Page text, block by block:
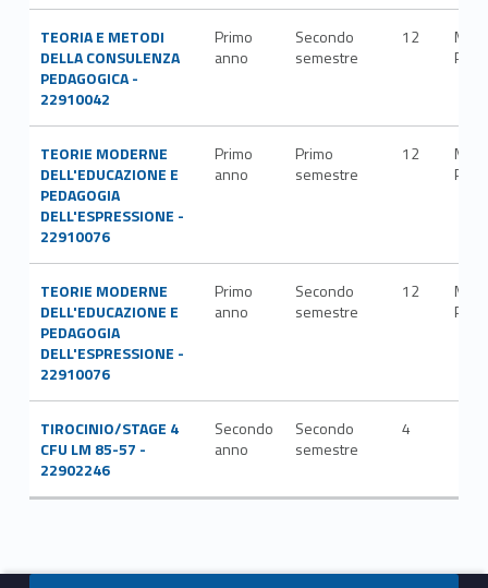
TEORIA E METODI
DELLA CONSULENZA
PEDAGOGICA -
22910042
Primo
anno
Secondo
semestre
12
M-
TEORIE MODERNE
DELL'EDUCAZIONE E
PEDAGOGIA
DELL'ESPRESSIONE -
22910076
Primo
anno
Primo
semestre
12
M-
TEORIE MODERNE
DELL'EDUCAZIONE E
PEDAGOGIA
DELL'ESPRESSIONE -
22910076
Primo
anno
Secondo
semestre
12
M-
TIROCINIO/STAGE 4
CFU LM 85-57 -
22902246
Secondo
anno
Secondo
semestre
4